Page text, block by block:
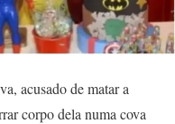
acusado de matar a
corpo dela numa cova